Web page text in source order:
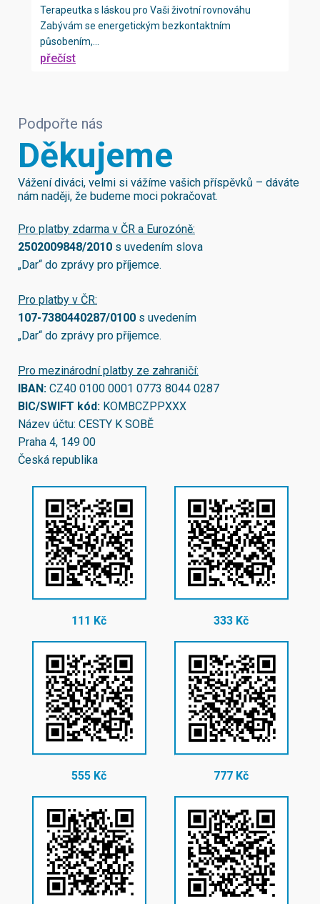
Terapeutka s láskou pro Vaši životní rovnováhu
Zabývám se energetickým bezkontaktním
působením,...
přečíst
Podpořte nás
Děkujeme
Vážení diváci, velmi si vážíme vašich příspěvků – dáváte
nám naději, že budeme moci pokračovat.
Pro platby zdarma v ČR a Eurozóně:
2502009848/2010 s uvedením slova
„Dar“ do zprávy pro příjemce.
Pro platby v ČR:
107-7380440287/0100 s uvedením
„Dar“ do zprávy pro příjemce.
Pro mezinárodní platby ze zahraničí:
IBAN: CZ40 0100 0001 0773 8044 0287
BIC/SWIFT kód: KOMBCZPPXXX
Název účtu: CESTY K SOBĚ
Praha 4, 149 00
Česká republika
111 Kč 333 Kč
555 Kč 777 Kč